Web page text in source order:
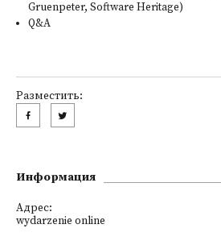
Gruenpeter, Software Heritage)
Q&A
Разместить:
Информация
Адрес:
wydarzenie online